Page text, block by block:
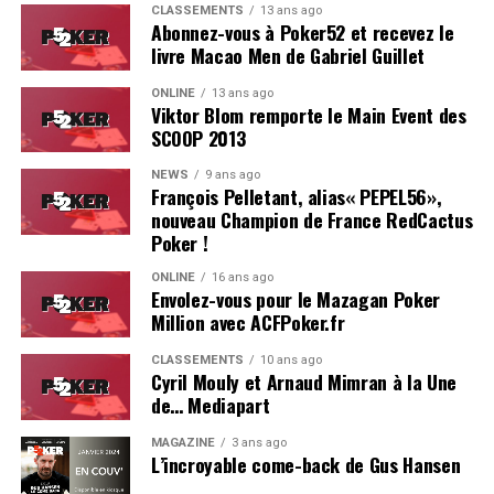
naturellement possible.
Avec le temps, la littérature poker, elle, a quasiment
disparu. Fut une époque où chaque grand champion
offraitsonpropre livre au joueur qui lebustait des
WSOP. Alors que les grandes théories du jeu avaient été
Brunson en tête—, et que chaque joueur sponsorisé
rêvait d’avoir son nom en couverture d’une biographie
ou d’un livre de stratégie (Isabelle Mercier, Patrick
Bruel, les collections de François Montmirel —pour les
francophones), la mode est passée. « Un livre, mais pour
quoi faire ?» répondait un grinder américain à une
où il sortirait
méthode. Désormais, le passage de
témoin se fait par les tutos vidéos, les streaming
surtwitchet, de plus en plus rarement, sur des blogs
éditorialisés pour l’occasion.
CLASSEMENTS 13 ans ago
Abonnez-vous à Poker52 et recevez le
livre Macao Men de Gabriel Guillet
ONLINE 13 ans ago
Viktor Blom remporte le Main Event des
SCOOP 2013
NEWS 9 ans ago
François Pelletant, alias« PEPEL56»,
nouveau Champion de France RedCactus
Poker !
ONLINE 16 ans ago
Envolez-vous pour le Mazagan Poker
Million avec ACFPoker.fr
CLASSEMENTS 10 ans ago
Cyril Mouly et Arnaud Mimran à la Une
de… Mediapart
MAGAZINE 3 ans ago
L’incroyable come-back de Gus Hansen